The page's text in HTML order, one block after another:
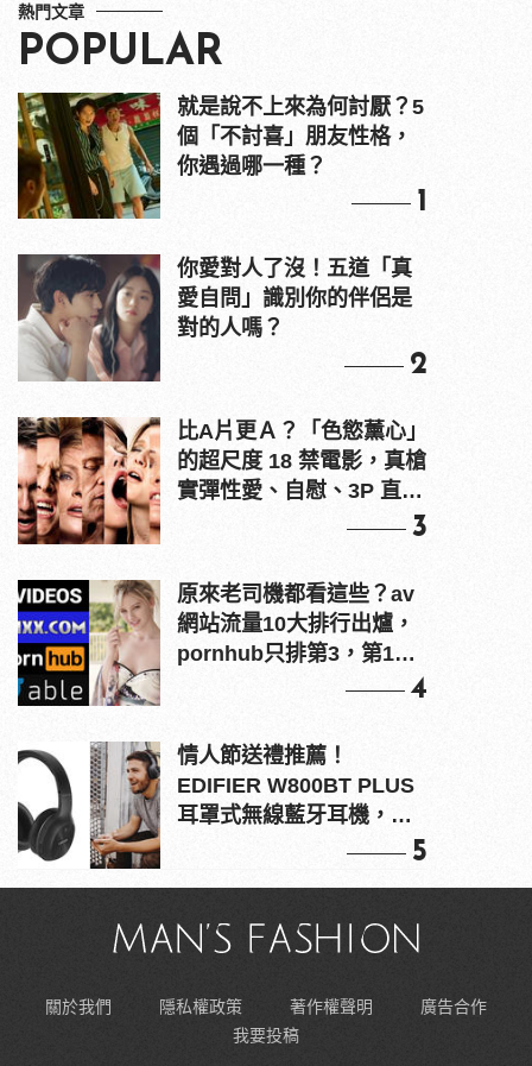
熱門文章
POPULAR
就是說不上來為何討厭？5
個「不討喜」朋友性格，
你遇過哪一種？
1
你愛對人了沒！五道「真
愛自問」識別你的伴侶是
對的人嗎？
2
比A片更Ａ？「色慾薰心」
的超尺度 18 禁電影，真槍
實彈性愛、自慰、3P 直接
3
原來老司機都看這些？av
網站流量10大排行出爐，
pornhub只排第3，第1名
4
情人節送禮推薦！
EDIFIER W800BT PLUS
耳罩式無線藍牙耳機，在
5
關於我們 隱私權政策 著作權聲明
廣告合作
我要投稿